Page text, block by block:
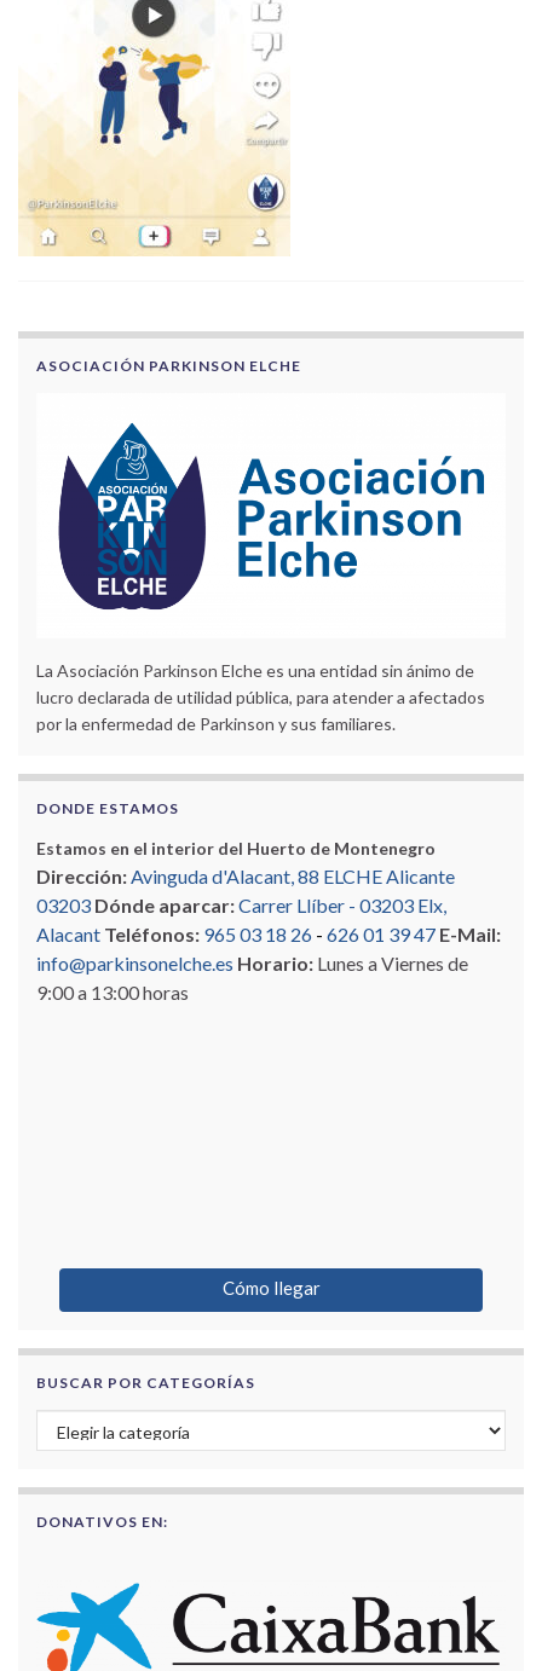
ASOCIACIÓN PARKINSON ELCHE
La Asociación Parkinson Elche es una entidad sin ánimo de
lucro declarada de utilidad pública, para atender a afectados
por la enfermedad de Parkinson y sus familiares.
DONDE ESTAMOS
Estamos en el interior del Huerto de Montenegro
Dirección:Avinguda d'Alacant, 88 ELCHE Alicante
03203 Dónde aparcar:Carrer Llíber - 03203 Elx,
Alacant Teléfonos: 965 03 18 26 - 626 01 39 47 E-Mail:
info@parkinsonelche.es Horario: Lunes a Viernes de
9:00 a 13:00 horas
Cómo llegar
BUSCAR POR CATEGORÍAS
Buscar por categorías
DONATIVOS EN: